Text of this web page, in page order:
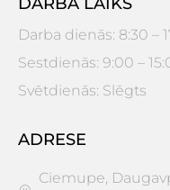
Darba dienās: 8:30 –
Sestdienās: 9:00 –
Svētdienās: Slēgts
ADRESE
Ciemupe,